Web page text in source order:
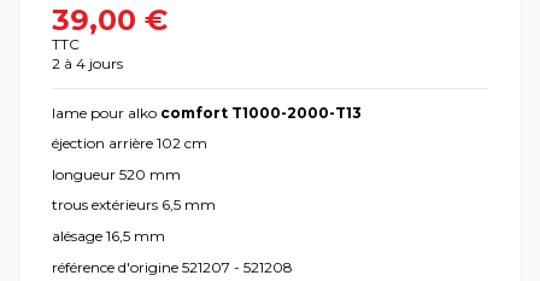
39,00 €
TTC
2 à 4 jours
lame pour alko comfort T1000-2000-T13
éjection arrière 102 cm
longueur 520 mm
trous extérieurs 6,5 mm
alésage 16,5 mm
référence d'origine 521207 - 521208